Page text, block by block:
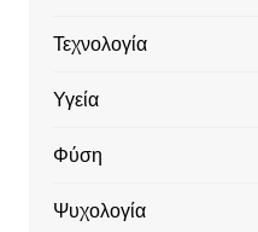
Τεχνολογία
Υγεία
Φύση
Ψυχολογία